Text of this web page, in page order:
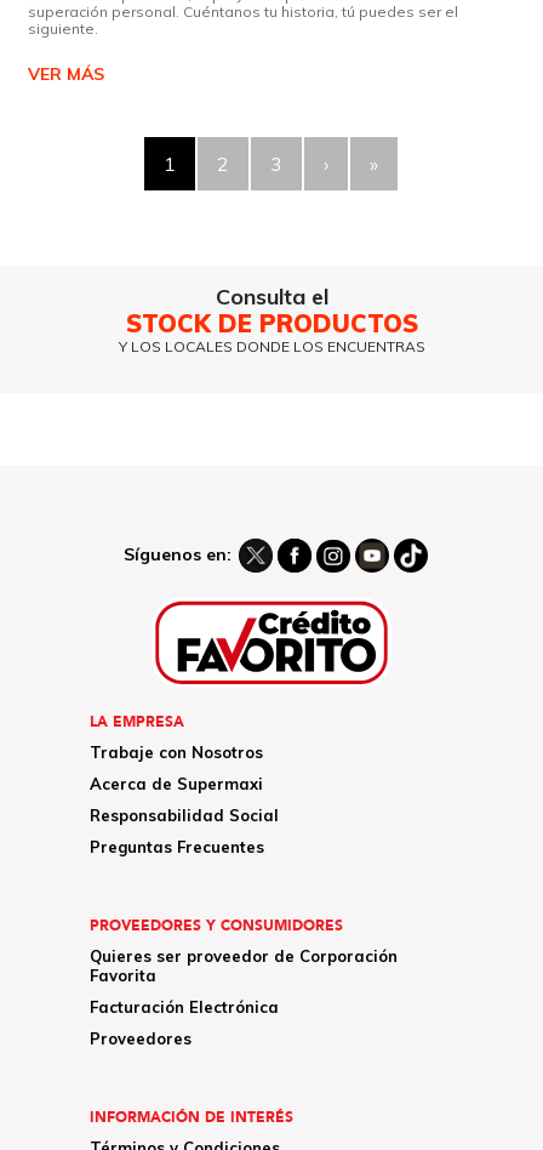
superación personal. Cuéntanos tu historia, tú puedes ser el
siguiente.
VER MÁS
1 2 3 › »
Consulta el
STOCK DE PRODUCTOS
Y LOS LOCALES DONDE LOS ENCUENTRAS
Síguenos en:
LA EMPRESA
Trabaje con Nosotros
Acerca de Supermaxi
Responsabilidad Social
Preguntas Frecuentes
PROVEEDORES Y CONSUMIDORES
Quieres ser proveedor de Corporación
Favorita
Facturación Electrónica
Proveedores
INFORMACIÓN DE INTERÉS